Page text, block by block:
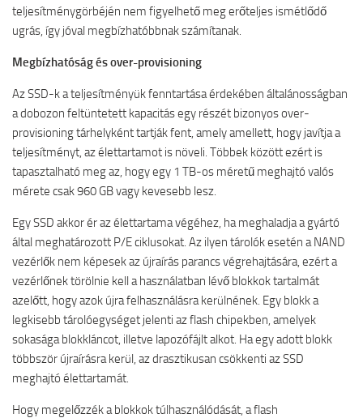
teljesítménygörbéjén nem figyelhető meg erőteljes ismétlődő
ugrás, így jóval megbízhatóbbnak számítanak.
Megbízhatóság és over-provisioning
Az SSD-k a teljesítményük fenntartása érdekében általánosságban
a dobozon feltüntetett kapacitás egy részét bizonyos over-
provisioning tárhelyként tartják fent, amely amellett, hogy javítja a
teljesítményt, az élettartamot is növeli. Többek között ezért is
tapasztalható meg az, hogy egy 1 TB-os méretű meghajtó valós
mérete csak 960 GB vagy kevesebb lesz.
Egy SSD akkor ér az élettartama végéhez, ha meghaladja a gyártó
által meghatározott P/E ciklusokat. Az ilyen tárolók esetén a NAND
vezérlők nem képesek az újraírás parancs végrehajtására, ezért a
vezérlőnek törölnie kell a használatban lévő blokkok tartalmát
azelőtt, hogy azok újra felhasználásra kerülnének. Egy blokk a
legkisebb tárolóegységet jelenti az flash chipekben, amelyek
sokasága blokkláncot, illetve lapozófájlt alkot. Ha egy adott blokk
többször újraírásra kerül, az drasztikusan csökkenti az SSD
meghajtó élettartamát.
Hogy megelőzzék a blokkok túlhasználódását, a flash